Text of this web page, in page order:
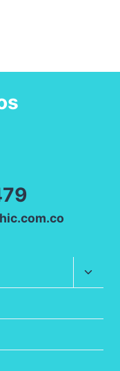
menú